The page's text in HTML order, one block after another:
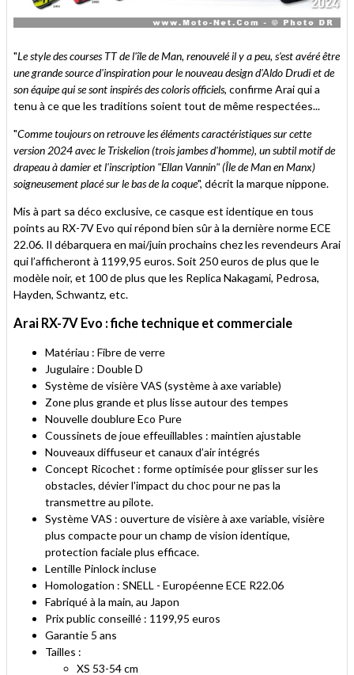
"Le style des courses TT de l'île de Man, renouvelé il y a peu, s'est avéré être
une grande source d'inspiration pour le nouveau design d'Aldo Drudi et de
son équipe qui se sont inspirés des coloris officiels, confirme Arai qui a
tenu à ce que les traditions soient tout de même respectées...
"Comme toujours on retrouve les éléments caractéristiques sur cette
version 2024 avec le Triskelion (trois jambes d'homme), un subtil motif de
drapeau à damier et l'inscription "Ellan Vannin" (Île de Man en Manx)
soigneusement placé sur le bas de la coque", décrit la marque nippone.
Mis à part sa déco exclusive, ce casque est identique en tous
points au RX-7V Evo qui répond bien sûr à la dernière norme ECE
22.06. Il débarquera en mai/juin prochains chez les revendeurs Arai
qui l’afficheront à 1199,95 euros. Soit 250 euros de plus que le
modèle noir, et 100 de plus que les Replica Nakagami, Pedrosa,
Hayden, Schwantz, etc.
Arai RX-7V Evo : fiche technique et commerciale
Matériau : Fibre de verre
Jugulaire : Double D
Système de visière VAS (système à axe variable)
Zone plus grande et plus lisse autour des tempes
Nouvelle doublure Eco Pure
Coussinets de joue effeuillables : maintien ajustable
Nouveaux diffuseur et canaux d’air intégrés
Concept Ricochet : forme optimisée pour glisser sur les
obstacles, dévier l'impact du choc pour ne pas la
transmettre au pilote.
Système VAS : ouverture de visière à axe variable, visière
plus compacte pour un champ de vision identique,
protection faciale plus efficace.
Lentille Pinlock incluse
Homologation : SNELL - Européenne ECE R22.06
Fabriqué à la main, au Japon
Prix public conseillé : 1199,95 euros
Garantie 5 ans
Tailles :
XS 53-54 cm